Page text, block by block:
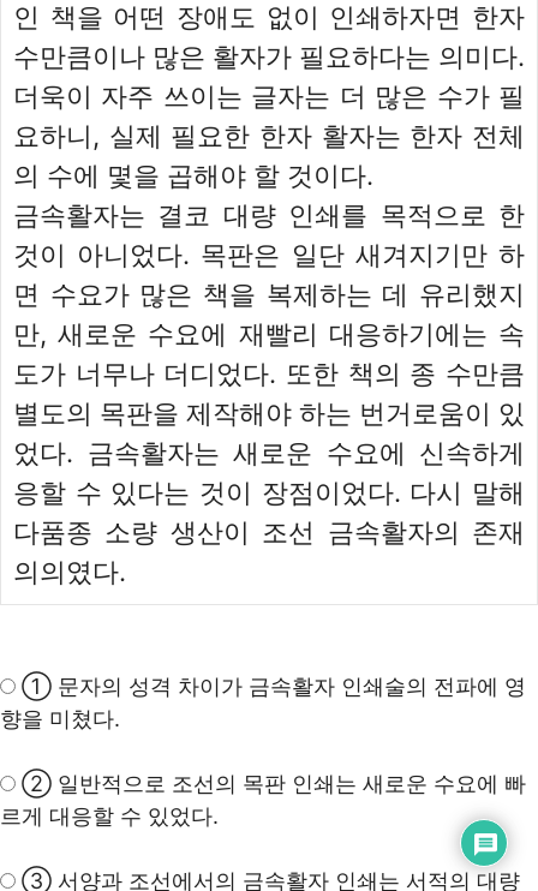
인 책을 어떤 장애도 없이 인쇄하자면 한자
수만큼이나 많은 활자가 필요하다는 의미다.
더욱이 자주 쓰이는 글자는 더 많은 수가 필
요하니, 실제 필요한 한자 활자는 한자 전체
의 수에 몇을 곱해야 할 것이다.
금속활자는 결코 대량 인쇄를 목적으로 한
것이 아니었다. 목판은 일단 새겨지기만 하
면 수요가 많은 책을 복제하는 데 유리했지
만, 새로운 수요에 재빨리 대응하기에는 속
도가 너무나 더디었다. 또한 책의 종 수만큼
별도의 목판을 제작해야 하는 번거로움이 있
었다. 금속활자는 새로운 수요에 신속하게
응할 수 있다는 것이 장점이었다. 다시 말해
다품종 소량 생산이 조선 금속활자의 존재
의의였다.
① 문자의 성격 차이가 금속활자 인쇄술의 전파에 영
향을 미쳤다.
② 일반적으로 조선의 목판 인쇄는 새로운 수요에 빠
르게 대응할 수 있었다.
③ 서양과 조선에서의 금속활자 인쇄는 서적의 대량